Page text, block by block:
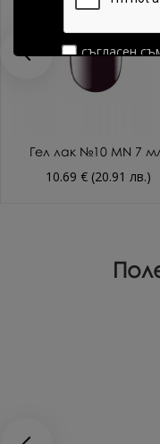
съгласен
Гел лак №10 MN 7
10.69 € (20.91 лв.)